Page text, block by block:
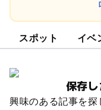
スポット イベ
保存
興味のある記事を探